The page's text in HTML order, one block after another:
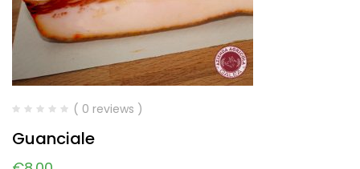
( 0 reviews )
Guanciale